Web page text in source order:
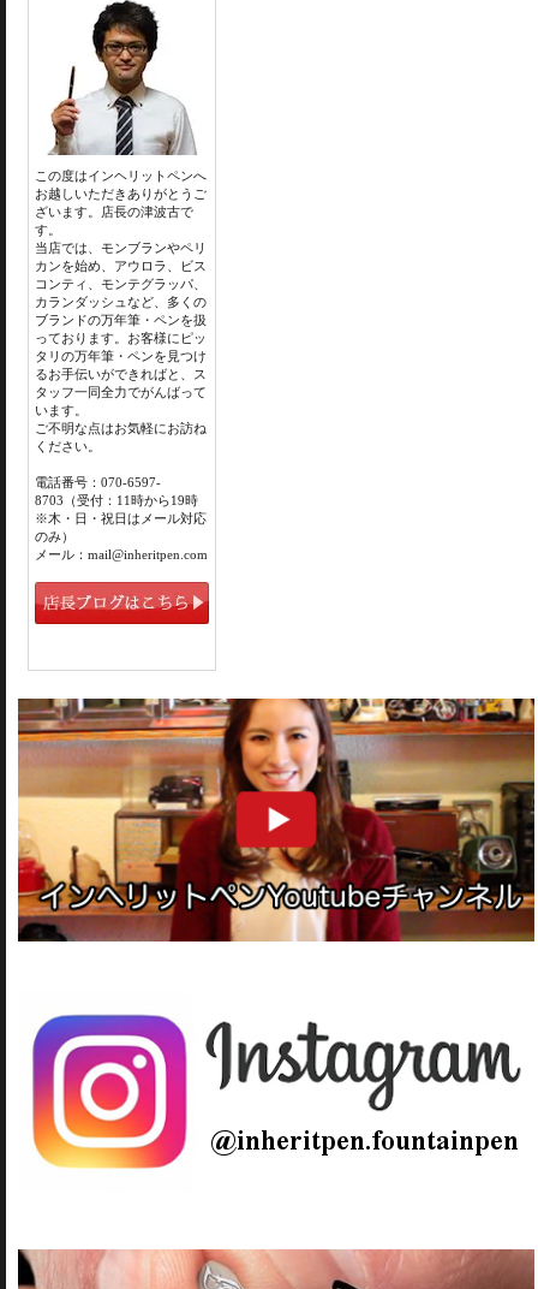
この度はインヘリットペンへ
お越しいただきありがとうご
ざいます。店長の津波古で
す。
当店では、モンブランやペリ
カンを始め、アウロラ、ビス
コンティ、モンテグラッパ、
カランダッシュなど、多くの
ブランドの万年筆・ペンを扱
っております。お客様にピッ
タリの万年筆・ペンを見つけ
るお手伝いができればと、ス
タッフ一同全力でがんばって
います。
ご不明な点はお気軽にお訪ね
ください。
電話番号：070-6597-
8703（受付：11時から19時
※木・日・祝日はメール対応
のみ）
メール：mail@inheritpen.com